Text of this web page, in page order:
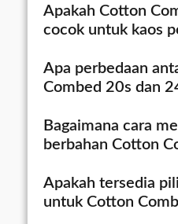
Apakah Cotton
cocok untuk kaos
Apa perbedaan
Combed 20s dan
Bagaimana cara
berbahan Cotton
Apakah tersedia
untuk Cotton